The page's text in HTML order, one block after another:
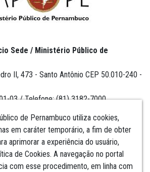
de Pernambuco utiliza cookies,
em caráter temporário, a fim de obter
aprimorar a experiência do usuário,
de Cookies. A navegação no portal
com esse procedimento, em linha com
Sede / Ministério Público de
II, 473 - Santo Antônio CEP 50.010-240 -
03 / Telefone: (81) 3182-7000